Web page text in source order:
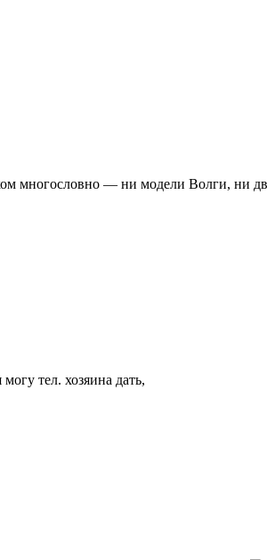
многословно — ни модели Волги, ни
тел. хозяина дать,